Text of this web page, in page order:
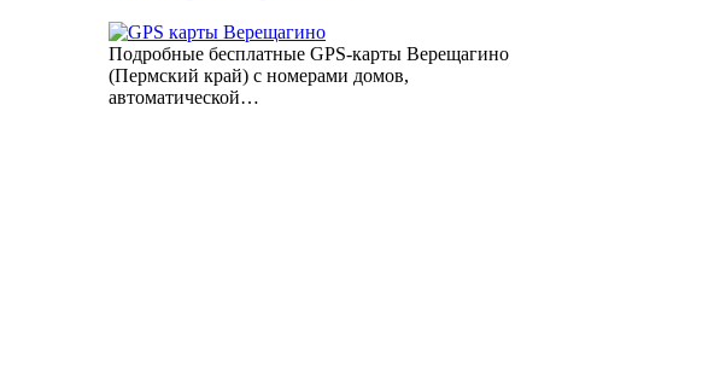
Подробные бесплатные GPS-карты Верещагино
(Пермский край) с номерами домов,
автоматической…